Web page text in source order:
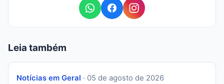
Leia também
Notícias em Geral · 05 de agosto de 2026